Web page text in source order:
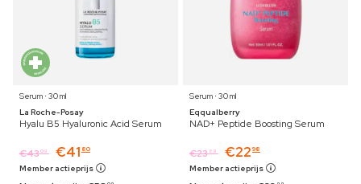
Serum ⋅ 30 ml
La Roche-Posay
Hyalu B5 Hyaluronic Acid Serum
€4309 €41 80
Member actieprijs
Serum ⋅ 30 ml
Eqqualberry
NAD+ Peptide Boosting Serum
€23 69 €22 98
Member actieprijs